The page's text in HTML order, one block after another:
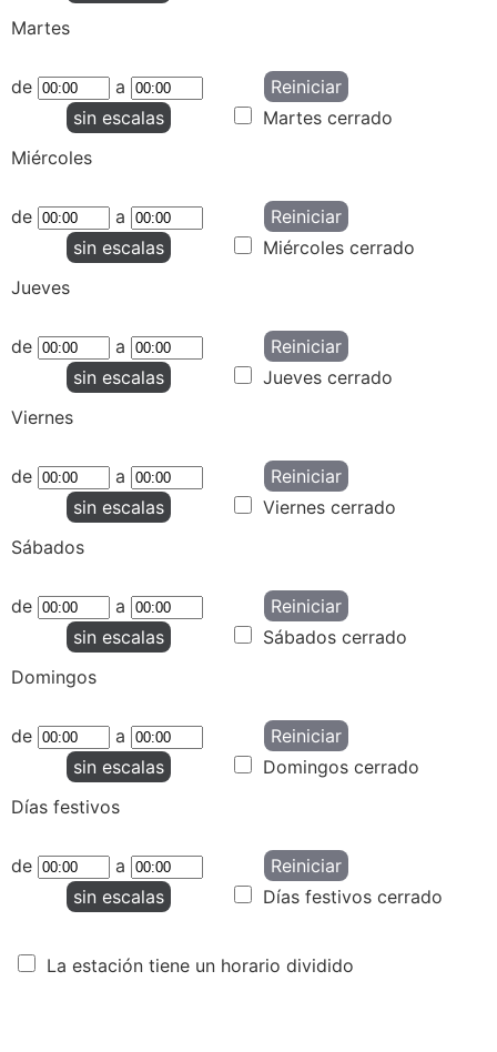
Martes
de a
Reiniciar
sin escalas
Martes cerrado
Miércoles
de a
Reiniciar
sin escalas
Miércoles cerrado
Jueves
de a
Reiniciar
sin escalas
Jueves cerrado
Viernes
de a
Reiniciar
sin escalas
Viernes cerrado
Sábados
de a
Reiniciar
sin escalas
Sábados cerrado
Domingos
de a
Reiniciar
sin escalas
Domingos cerrado
Días festivos
de a
Reiniciar
sin escalas
Días festivos cerrado
La estación tiene un horario dividido